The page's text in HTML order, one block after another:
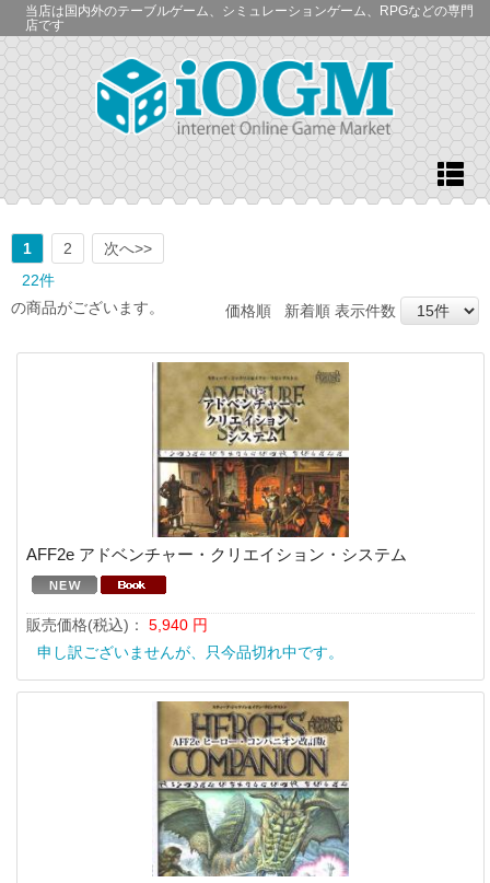
当店は国内外のテーブルゲーム、シミュレーションゲーム、RPGなどの専門
店です
1 2
次へ>>
22件
の商品がございます。
価格順 新着順 表示件数
AFF2e アドベンチャー・クリエイション・システム
販売価格(税込)： 5,940 円
申し訳ございませんが、只今品切れ中です。